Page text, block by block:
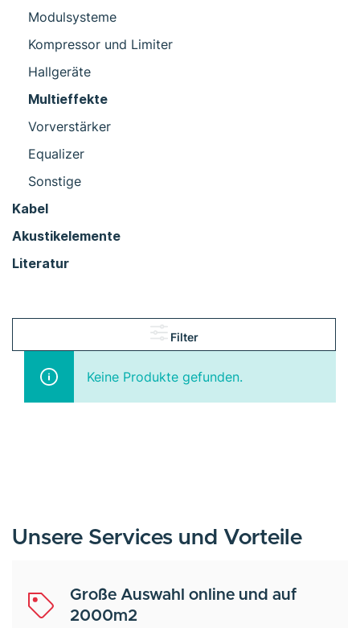
Modulsysteme
Kompressor und Limiter
Hallgeräte
Multieffekte
Vorverstärker
Equalizer
Sonstige
Kabel
Akustikelemente
Literatur
Filter
Keine Produkte gefunden.
Unsere Services und Vorteile
Große Auswahl online und auf
2000m2